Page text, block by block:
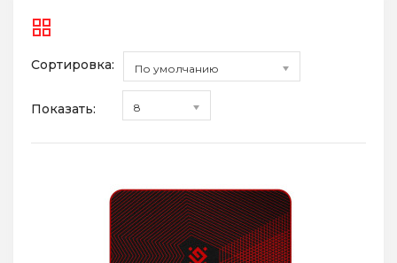
Сортировка: По умолчанию
Показать: 8